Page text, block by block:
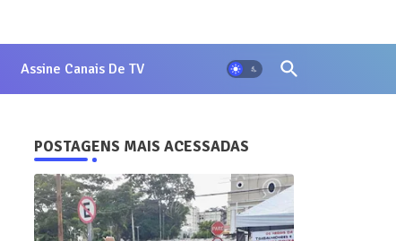
Assine Canais De TV
POSTAGENS MAIS ACESSADAS